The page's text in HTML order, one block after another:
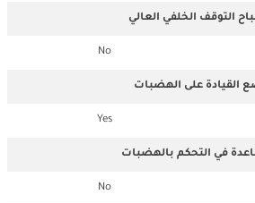
التوقف الخلفي العالي
No
القيادة على الهضبات
Yes
في التحكم بالهضبات
No